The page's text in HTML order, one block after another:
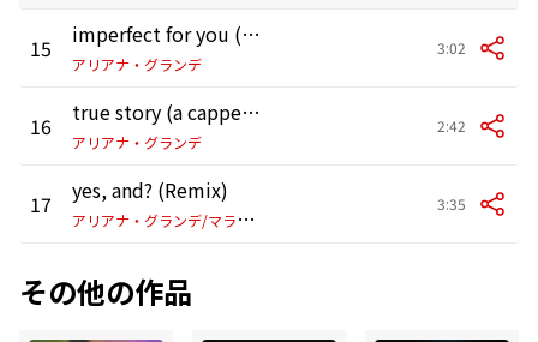
15 imperfect for you (acoustic)
アリアナ・グランデ
3:02
16 true story (a cappella)
アリアナ・グランデ
2:42
17
yes, and? (Remix)
ア
リアナ・グランデ/マライア・キャリー
3:35
その他の作品